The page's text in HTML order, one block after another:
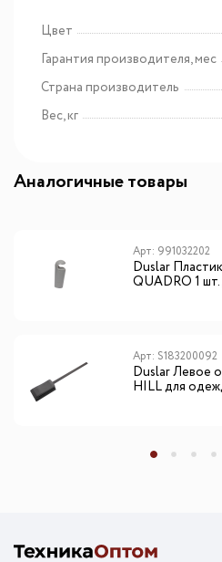
Цвет
Гарантия производителя, мес
Страна производитель
Вес, кг
Аналогичные товары
Арт: 991032202
Duslar
QUADRO 1
Арт: S183200092
Duslar Левое
HILL для